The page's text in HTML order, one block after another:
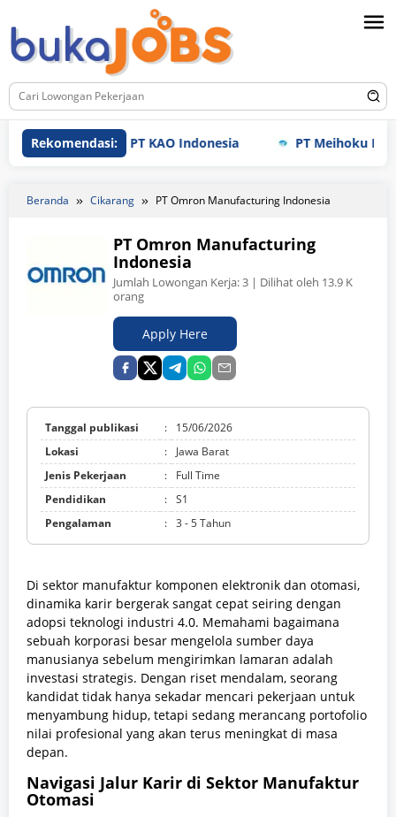
ke
konten
Rekomendasi:PT KAO Indonesia PT Meihoku Industry
Beranda Cikarang PT Omron Manufacturing Indonesia
PT Omron Manufacturing
Indonesia
Jumlah Lowongan Kerja:3 | Dilihat oleh 13.9 K
orang
Apply Here
Tanggal publikasi :
15/06/2026
Lokasi
:
Jawa Barat
Jenis Pekerjaan
:
Full Time
Pendidikan
: S1
Pengalaman
: 3 - 5 Tahun
Di sektor manufaktur komponen elektronik dan otomasi,
dinamika karir bergerak sangat cepat seiring dengan
adopsi teknologi industri 4.0. Memahami bagaimana
sebuah korporasi besar mengelola sumber daya
manusianya sebelum mengirimkan lamaran adalah
investasi strategis. Dengan riset mendalam, seorang
kandidat tidak hanya sekadar mencari pekerjaan untuk
menyambung hidup, tetapi sedang merancang portofolio
nilai profesional yang akan terus meningkat di masa
depan.
Navigasi Jalur Karir di Sektor Manufaktur
Otomasi